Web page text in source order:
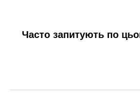
Часто запитують по